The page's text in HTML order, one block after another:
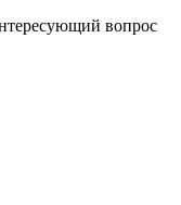
вопрос